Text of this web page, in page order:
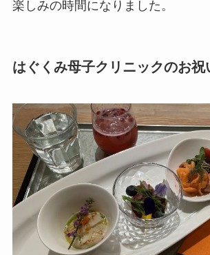
楽しみの時間になりました。
はぐくみ母子クリニックのお祝